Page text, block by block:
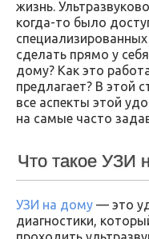
жизнь.
когда-то было
сделать прямо у
дому? Как это
предлагает? В этой
все аспекты этой
на самые часто
Что такое УЗИ
УЗИ на дому — это
диагностики,